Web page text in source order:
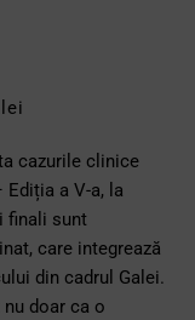
cazurile clinice
Ediția a V-a, la
finali sunt
care integrează
din cadrul Galei.
doar ca o